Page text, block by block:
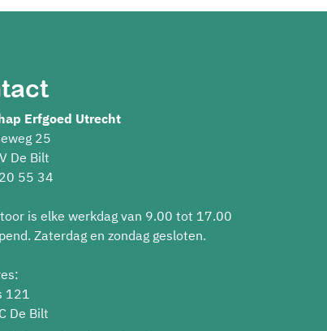
Erfgoed Utrecht
25
De Bilt
55 34
is elke werkdag van 9.00 tot 17.00
Zaterdag en zondag gesloten.
121
De Bilt